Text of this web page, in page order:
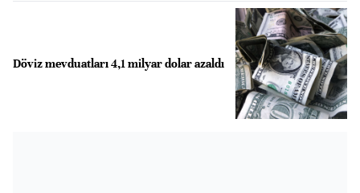
Döviz mevduatları 4,1 milyar dolar azaldı